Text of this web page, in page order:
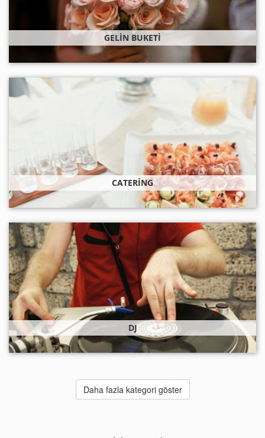
GELIN BUKETI
CATERING
DJ
Daha fazla kategori göster